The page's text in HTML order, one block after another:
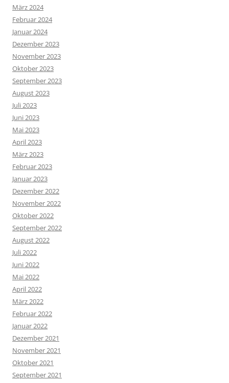
März 2024
Februar 2024
Januar 2024
Dezember 2023
November 2023
Oktober 2023
September 2023
August 2023
Juli 2023
Juni 2023
Mai 2023
April 2023
März 2023
Februar 2023
Januar 2023
Dezember 2022
November 2022
Oktober 2022
September 2022
August 2022
Juli 2022
Juni 2022
Mai 2022
April 2022
März 2022
Februar 2022
Januar 2022
Dezember 2021
November 2021
Oktober 2021
September 2021